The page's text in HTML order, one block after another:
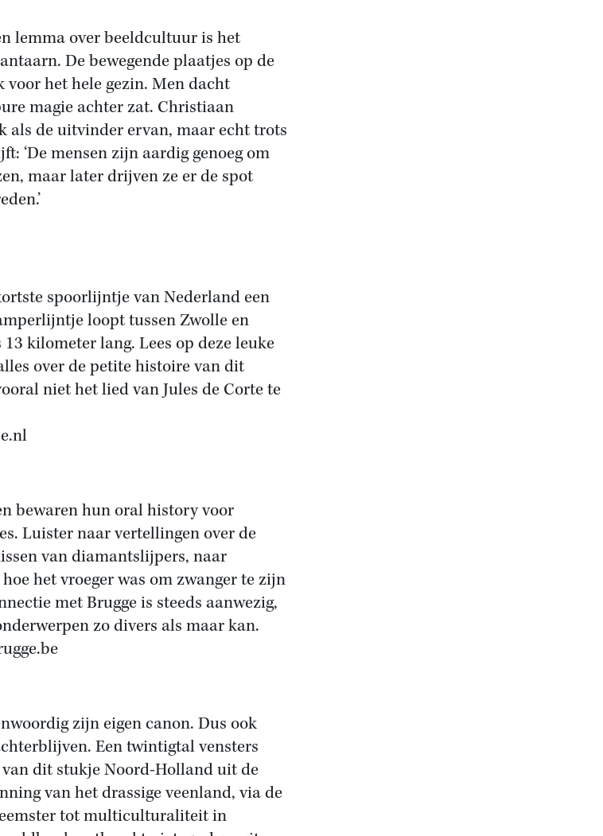
lemma over beeldcultuur is het
De bewegende plaatjes op de
het hele gezin. Men dacht
magie achter zat. Christiaan
als de uitvinder ervan, maar echt trots
‘De mensen zijn aardig genoeg om
maar later drijven ze er de spot
spoorlijntje van Nederland een
loopt tussen Zwolle en
kilometer lang. Lees op deze leuke
over de petite histoire van dit
niet het lied van Jules de Corte te
bewaren hun oral history voor
Luister naar vertellingen over de
van diamantslijpers, naar
het vroeger was om zwanger te zijn
met Brugge is steeds aanwezig,
zo divers als maar kan.
zijn eigen canon. Dus ook
Een twintigtal vensters
van dit stukje Noord-Holland uit de
van het drassige veenland, via de
tot multiculturaliteit in